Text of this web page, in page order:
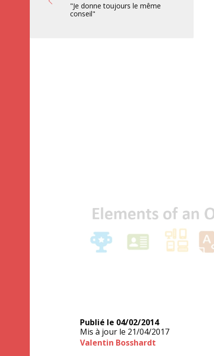
"Je donne toujours le même
conseil"
Publié le 04/02/2014
Mis à jour le 21/04/2017
Valentin Bosshardt